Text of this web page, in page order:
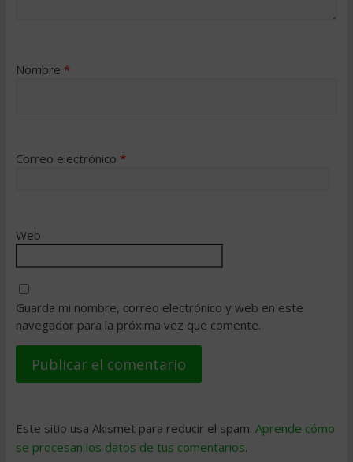
Nombre *
Correo electrónico *
Web
Guarda mi nombre, correo electrónico y web en este
navegador para la próxima vez que comente.
Este sitio usa Akismet para reducir el spam. Aprende cómo
se procesan los datos de tus comentarios.